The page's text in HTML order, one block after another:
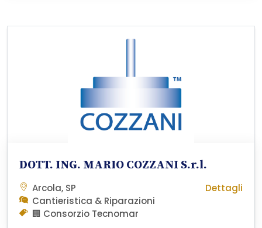
DOTT. ING. MARIO COZZANI S.r.l.
Arcola, SP
Cantieristica & Riparazioni
🏢 Consorzio Tecnomar
Dettagli